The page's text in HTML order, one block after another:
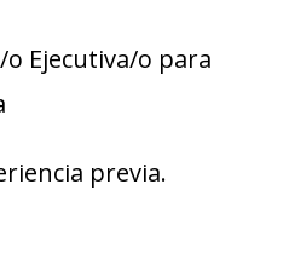
o Ejecutiva/o para
previa.